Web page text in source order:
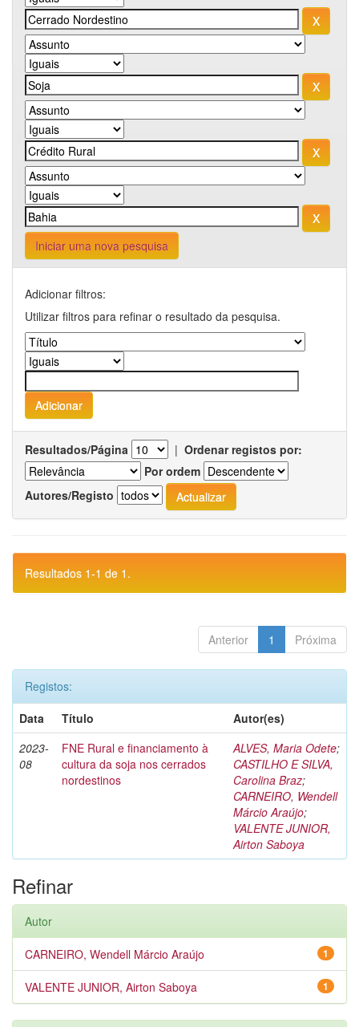
Iniciar uma nova pesquisa
Adicionar filtros:
Utilizar filtros para refinar o resultado da pesquisa.
Resultados/Página | Ordenar registos por:
Por ordem
Autores/Registo
Resultados 1-1 de 1.
Anterior 1 Próxima
Registos:
Data
Título
Autor(es)
2023-
08
FNE Rural e financiamento à
cultura da soja nos cerrados
nordestinos
ALVES, Maria Odete;
CASTILHO E SILVA,
Carolina Braz;
CARNEIRO, Wendell
Márcio Araújo;
VALENTE JUNIOR,
Airton Saboya
Refinar
Autor
1
CARNEIRO, Wendell Márcio Araújo
1
VALENTE JUNIOR, Airton Saboya